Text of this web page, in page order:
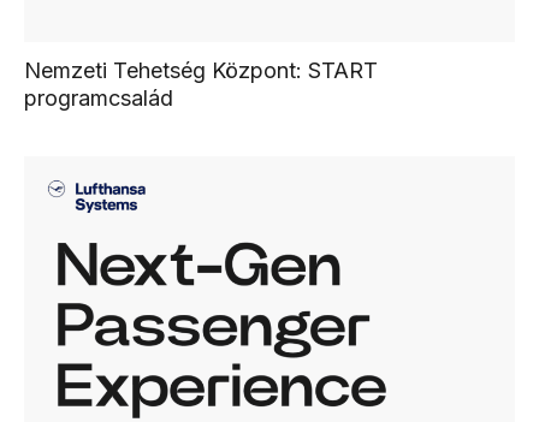
Nemzeti Tehetség Központ: START
programcsalád